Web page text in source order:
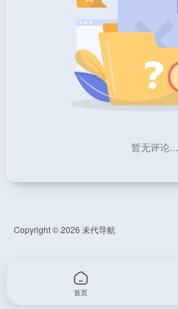
暂无评论...
Copyright © 2026 未代导航
首页